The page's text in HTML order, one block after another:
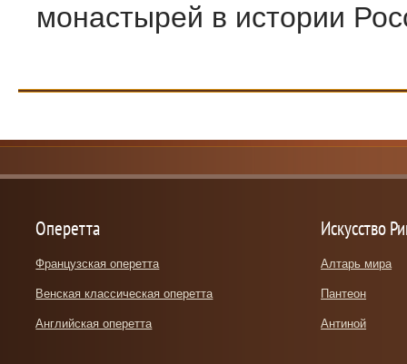
монастырей в истории
Оперетта
Французская оперетта
Венская классическая оперетта
Английская оперетта
Искусство
Алтарь мира
Пантеон
Антиной